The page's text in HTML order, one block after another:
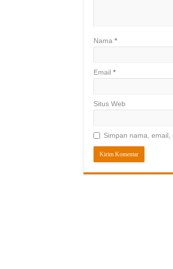
Nama *
Email *
Situs Web
Simpan nama,